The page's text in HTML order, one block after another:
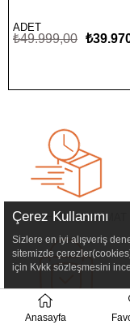
ADET
₺49.999,00
HIZLI TESLİMAT
GÜVENLİ ALIŞVERİŞ
Çerez Kullanımı
Sizlere en iyi alışveriş
sitemizde
için Kvkk sözleşmesini
Anasayfa